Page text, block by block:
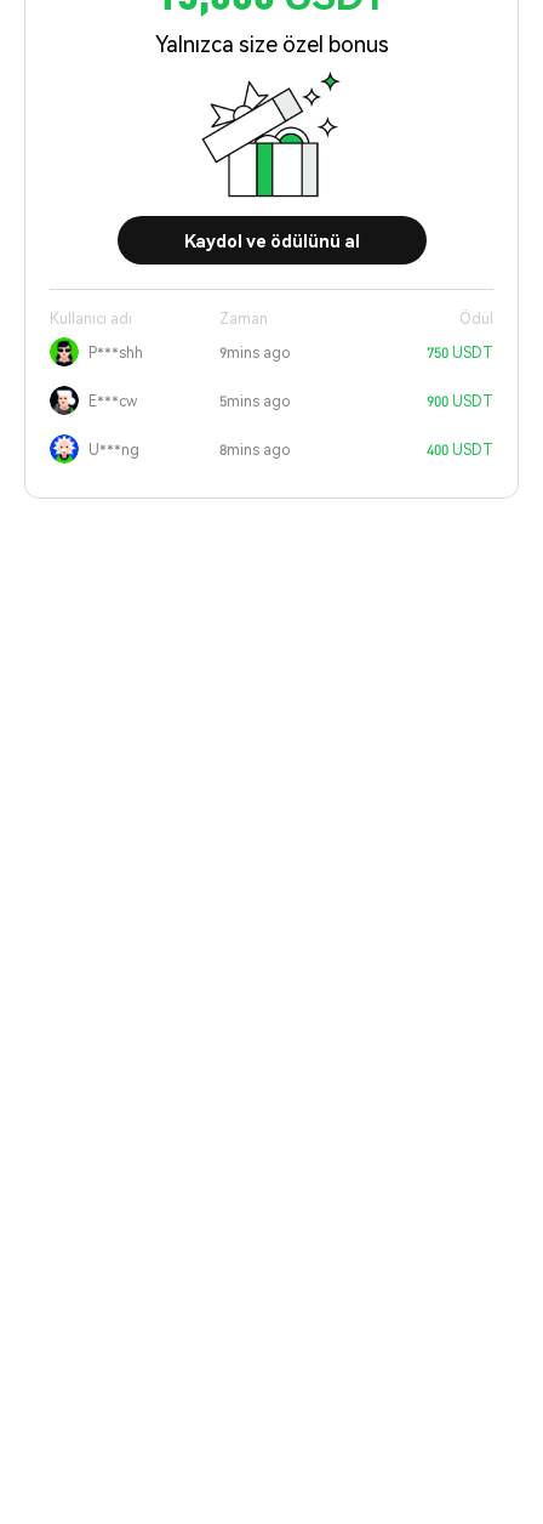
Yalnızca size özel bonus
Kaydol ve ödülünü al
Kullanıcı adı Zaman
Ödül
P***shh
9mins ago 750 USDT
E***cw 5mins ago 900 USDT
U***ng 8mins ago 400 USDT